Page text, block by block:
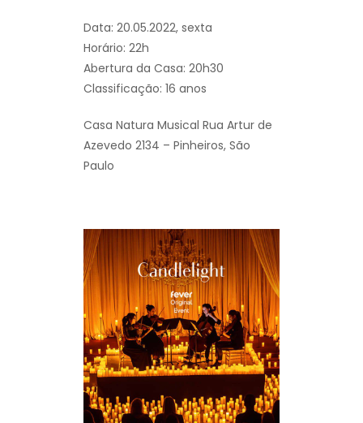
Data: 20.05.2022, sexta
Horário: 22h
Abertura da Casa: 20h30
Classificação: 16 anos
Casa Natura Musical Rua Artur de
Azevedo 2134 – Pinheiros, São
Paulo